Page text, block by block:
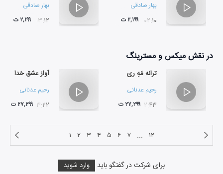
بهار صادقی
۰۲:۱۰ ۲,۱۹۹ ت
بهار صادقی
۰۳:۱۲ ۲,۱۹۹ ت
در نقشمیکس و مسترینگ
ترانه مَهِ ری
رحیم عدنانی
۰۲:۴۳ ۲۷,۲۹۹ ت
آواز عشق خدا
رحیم عدنانی
۰۳:۲۲ ۲۷,۲۹۹ ت
۱ ۲ ۳ ۴ ۵ ۶ ۷ ... ۱۲
برای شرکت در گفتگو باید وارد شوید